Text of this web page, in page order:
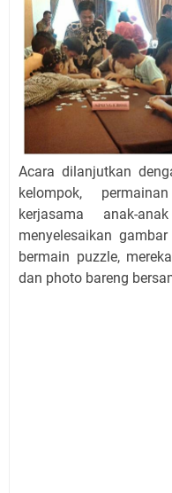
Acara dilanjutkan
kelompok,
kerjasama anak-
menyelesaikan
bermain puzzle,
dan photo bareng